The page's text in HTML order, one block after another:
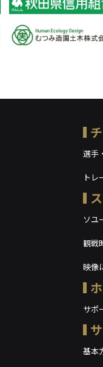
選手
トレ
ソユ
観戦
映像
サポ
基本